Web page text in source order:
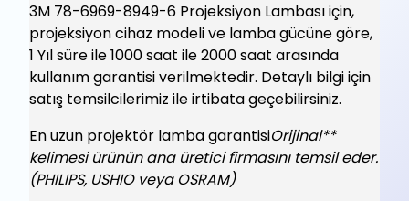
3M 78-6969-8949-6 Projeksiyon Lambası için,
projeksiyon cihaz modeli ve lamba gücüne göre,
1 Yıl süre ile 1000 saat ile 2000 saat arasında
kullanım garantisi verilmektedir. Detaylı bilgi için
satış temsilcilerimiz ile irtibata geçebilirsiniz.
En uzun projektör lamba garantisiOrijinal**
kelimesi ürünün ana üretici firmasını temsil eder.
(PHILIPS, USHIO veya OSRAM)